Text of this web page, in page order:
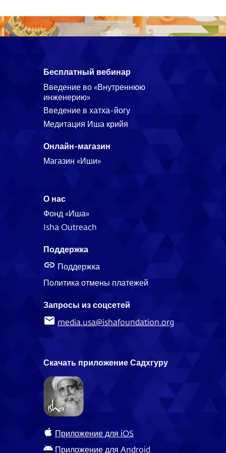
Бесплатный вебинар
Введение во «Внутреннюю
инженерию»
Введение в хатха-йогу
Медитация Иша крийя
Онлайн-магазин
Магазин «Иши»
О нас
Фонд «Иша»
Isha Outreach
Поддержка
Поддержка
Политика отмены платежей
Запросы из соцсетей
media.usa@ishafoundation.org
Скачать приложение Садхгуру
Приложение для iOS
Приложение для Android